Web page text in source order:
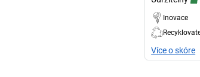
Inovace
Více o skóre